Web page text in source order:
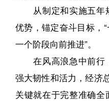
从制定和实施五年
优势，锚定奋斗目标，
一个阶段向前推进”。
在风高浪急中前行
强大韧性和活力，经济
关键就在于完整准确